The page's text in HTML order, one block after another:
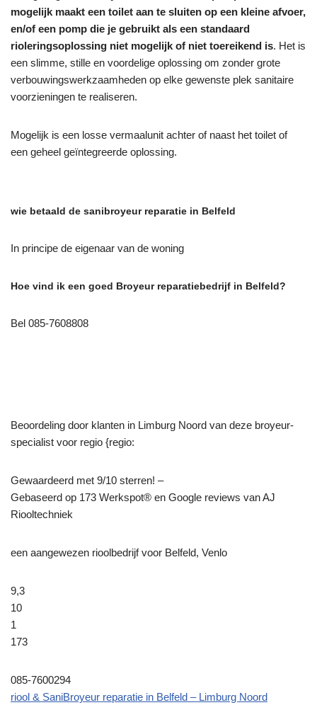
mogelijk maakt een toilet aan te sluiten op een kleine afvoer,
en/of een pomp die je gebruikt als een standaard
rioleringsoplossing niet mogelijk of niet toereikend is. Het is
een slimme, stille en voordelige oplossing om zonder grote
verbouwingswerkzaamheden op elke gewenste plek sanitaire
voorzieningen te realiseren.
Mogelijk is een losse vermaalunit achter of naast het toilet of
een geheel geïntegreerde oplossing.
wie betaald de sanibroyeur reparatie in Belfeld
In principe de eigenaar van de woning
Hoe vind ik een goed Broyeur reparatiebedrijf in Belfeld?
Bel 085-7608808
Beoordeling door klanten in Limburg Noord van deze broyeur-
specialist voor regio {regio:
Gewaardeerd met 9/10 sterren! –
Gebaseerd op 173 Werkspot® en Google reviews van AJ
Riooltechniek
een aangewezen rioolbedrijf voor Belfeld, Venlo
9,3
10
1
173
085-7600294
riool & SaniBroyeur reparatie in Belfeld – Limburg Noord